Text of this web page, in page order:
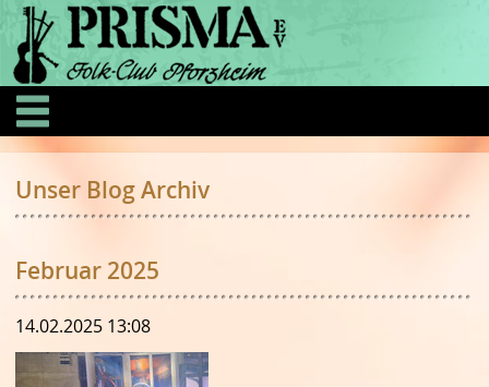
Unser Blog Archiv
Februar 2025
14.02.2025 13:08